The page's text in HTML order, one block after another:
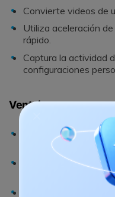
Convierte videos de
Utiliza aceleración
rápido.
Captura la actividad
configuraciones
Ventajas
Mejora la calidad del
utilizando tecnología
Navegación sencilla